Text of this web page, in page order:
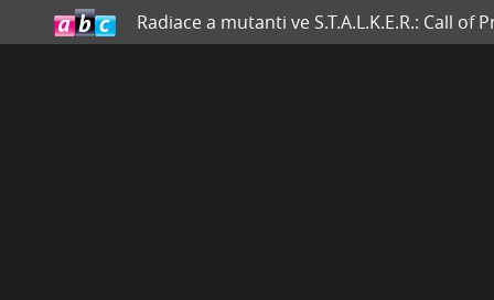
Radiace a mutanti ve S.T.A.L.K.E.R.: Call of